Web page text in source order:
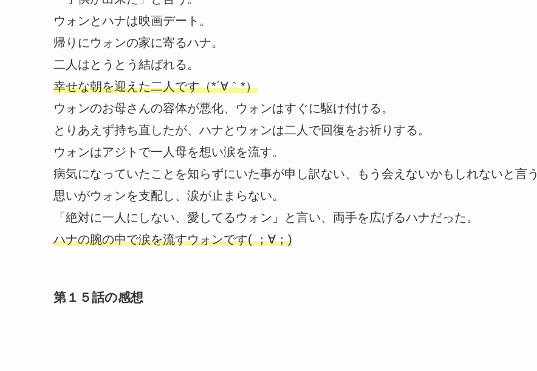
ウォンとハナは映画デート。
帰りにウォンの家に寄るハナ。
二人はとうとう結ばれる。
幸せな朝を迎えた二人です（*´∀｀*）
ウォンのお母さんの容体が悪化、ウォンはすぐに駆け付ける。
とりあえず持ち直したが、ハナとウォンは二人で回復をお祈りする。
ウォンはアジトで一人母を想い涙を流す。
病気になっていたことを知らずにいた事が申し訳ない、もう会えないかもしれないと言う
思いがウォンを支配し、涙が止まらない。
「絶対に一人にしない、愛してるウォン」と言い、両手を広げるハナだった。
ハナの腕の中で涙を流すウォンです( ；∀；)
第１５話の感想